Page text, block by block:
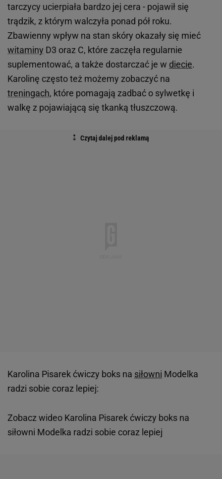
tarczycy ucierpiała bardzo jej cera - pojawił się
trądzik, z którym walczyła ponad pół roku.
Zbawienny wpływ na stan skóry okazały się mieć
witaminy D3 oraz C, które zaczęła regularnie
suplementować, a także dostarczać je w diecie.
Karolinę często też możemy zobaczyć na
treningach, które pomagają zadbać o sylwetkę i
walkę z pojawiającą się tkanką tłuszczową.
Karolina Pisarek ćwiczy boks na siłowni Modelka
radzi sobie coraz lepiej:
Zobacz wideo Karolina Pisarek ćwiczy boks na
siłowni Modelka radzi sobie coraz lepiej